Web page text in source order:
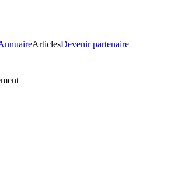
ArticlesDevenir partenaire